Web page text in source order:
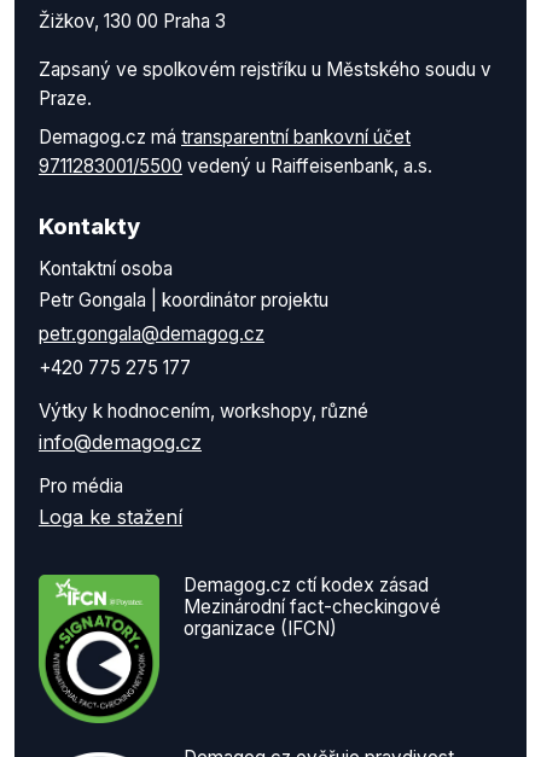
Žižkov, 130 00 Praha 3
Zapsaný ve spolkovém rejstříku u Městského soudu v
Praze.
Demagog.cz má transparentní bankovní účet
9711283001/5500 vedený u Raiffeisenbank, a.s.
Kontakty
Kontaktní osoba
Petr Gongala | koordinátor projektu
petr.gongala@demagog.cz
+420 775 275 177
Výtky k hodnocením, workshopy, různé
info@demagog.cz
Pro média
Loga ke stažení
Demagog.cz ctí kodex zásad
Mezinárodní fact-checkingové
organizace (IFCN)